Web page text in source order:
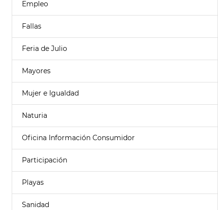
Empleo
Fallas
Feria de Julio
Mayores
Mujer e Igualdad
Naturia
Oficina Información Consumidor
Participación
Playas
Sanidad